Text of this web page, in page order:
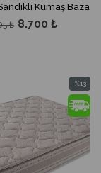
Kumaş Baza
8.700 ₺
₺
%13
İndirim